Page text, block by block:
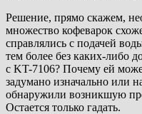
Решение, прямо скажем,
множество кофеварок
справлялись с подачей
тем более без каких-либо
с KT-7106? Почему ей
задумано изначально или
обнаружили возникшую
Остается только гадать.